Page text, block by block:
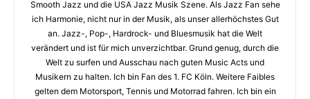
Smooth Jazz und die USA Jazz Musik Szene. Als Jazz Fan sehe
ich Harmonie, nicht nur in der Musik, als unser allerhöchstes Gut
an. Jazz-, Pop-, Hardrock- und Bluesmusik hat die Welt
verändert und ist für mich unverzichtbar. Grund genug, durch die
Welt zu surfen und Ausschau nach guten Music Acts und
Musikern zu halten. Ich bin Fan des 1. FC Köln. Weitere Faibles
gelten dem Motorsport, Tennis und Motorrad fahren. Ich bin ein